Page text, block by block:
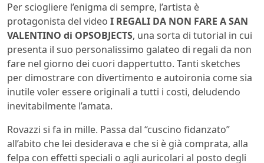
Per sciogliere l’enigma di sempre, l’artista è
protagonista del video I REGALI DA NON FARE A SAN
VALENTINO di OPSOBJECTS, una sorta di tutorial in cui
presenta il suo personalissimo galateo di regali da non
fare nel giorno dei cuori dappertutto. Tanti sketches
per dimostrare con divertimento e autoironia come sia
inutile voler essere originali a tutti i costi, deludendo
inevitabilmente l’amata.
Rovazzi si fa in mille. Passa dal “cuscino fidanzato”
all’abito che lei desiderava e che si è già comprata, alla
felpa con effetti speciali o agli auricolari al posto degli